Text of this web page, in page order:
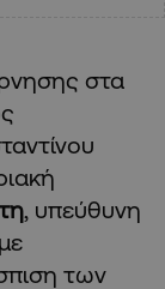
στα
, υπεύθυνη
των